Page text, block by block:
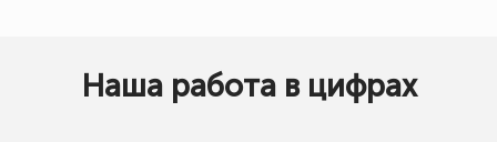
Наша работа в цифрах